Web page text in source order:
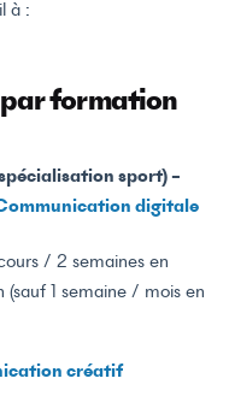
à :
formation
sport) –
digitale
/ 2 semaines en
1 semaine / mois en
créatif